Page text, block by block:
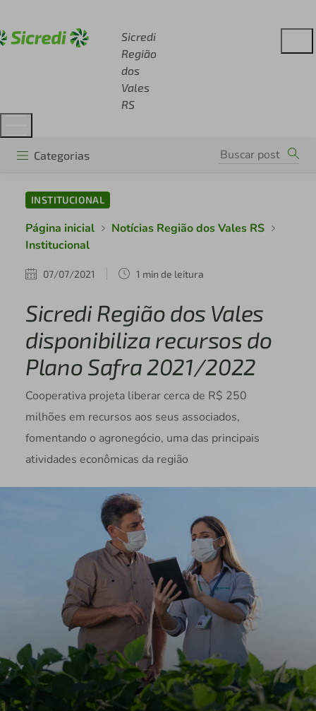
Sicredi
Região
dos
Vales
RS
Categorias
INSTITUCIONAL
Página inicial
Notícias Região dos Vales RS
Institucional
07/07/2021 1 min de leitura
Sicredi Região dos Vales
disponibiliza recursos do
Plano Safra 2021/2022
Cooperativa projeta liberar cerca de R$ 250
milhões em recursos aos seus associados,
fomentando o agronegócio, uma das principais
atividades econômicas da região